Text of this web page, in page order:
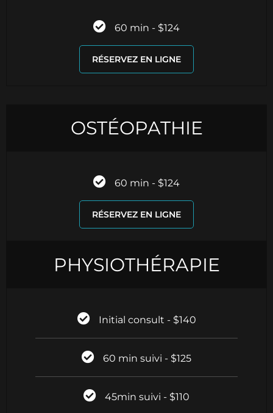
60 min - $124
RÉSERVEZ EN LIGNE
OSTÉOPATHIE
60 min - $124
RÉSERVEZ EN LIGNE
PHYSIOTHÉRAPIE
Initial consult - $140
60 min suivi - $125
45min suivi - $110